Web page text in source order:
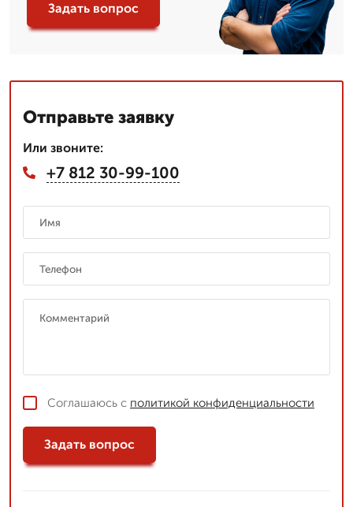
Задать вопрос
Отправьте заявку
Или звоните:
+7 812 30-99-100
Соглашаюсь с политикой конфиденциальности
Задать вопрос